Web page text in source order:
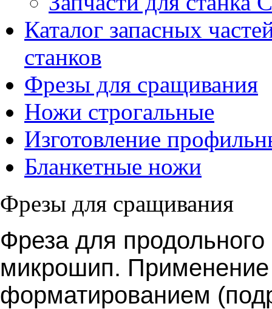
Каталог запасных
станков
Фрезы для сращивания
Ножи строгальные
Изготовление
Бланкетные ножи
Фрезы для сращивания
Фреза для
микрошип. Применение
форматированием